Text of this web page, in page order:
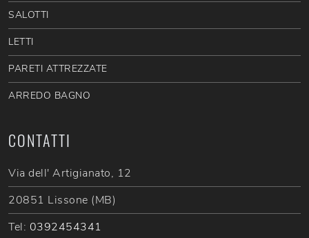
SALOTTI
LETTI
PARETI ATTREZZATE
ARREDO BAGNO
CONTATTI
Via dell' Artigianato, 12
20851 Lissone (MB)
Tel: 0392454341